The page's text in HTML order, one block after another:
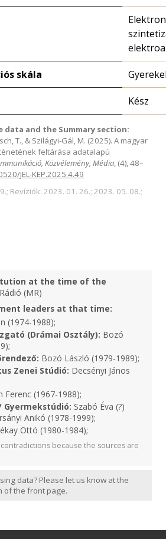
skála
Kész
and the Summary section:
T., & Szilágyi-Gál, M. (2025). A magyar
feltárása adatalapú
Közvélemény, Média, (4), 48–
JEL-KEP.2025.4.49
Revíziók: 2023. 01. 26.; 2023. 05. 08.;
at the time of the
(MR)
leaders at that time:
(1974-1988);
(Drámai Osztály): Bozó
Bozó László (1979-1989);
Zenei Stúdió: Decsényi János
Ferenc (1967-1988);
Gyermekstúdió: Szabó Éva (?)
Anikó (1978-1999);
Ottó (1980-1984);
because the sources are
data? Please let us know at the
of the front page.